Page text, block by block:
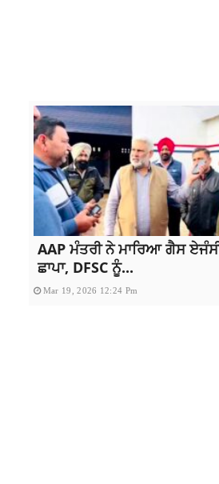
AAP ਮੰਤਰੀ ਨੇ ਮਾਰਿਆ ਗੈਸ
ਛਾਪਾ, DFSC ਨੂੰ...
Mar 19, 2026 12:24 Pm